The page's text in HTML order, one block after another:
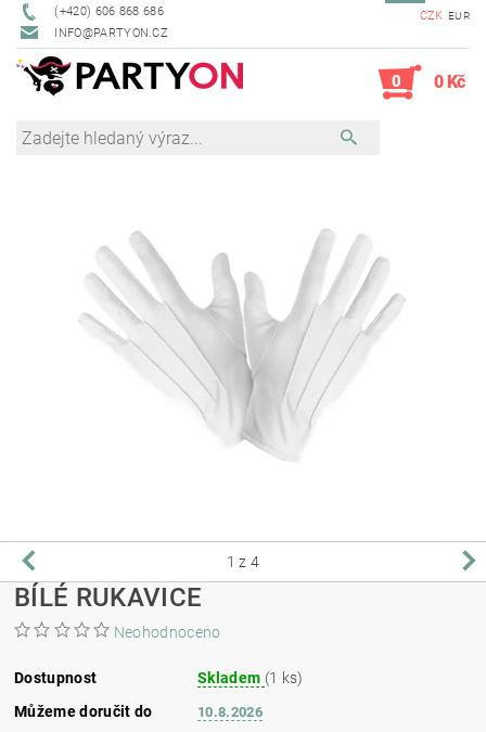
(+420) 606 868 686
INFO@PARTYON.CZ
CZK EUR
0 0 Kč
1 z 4
BÍLÉ RUKAVICE
Neohodnoceno
Dostupnost Skladem (1 ks)
Můžeme doručit do
10.8.2026